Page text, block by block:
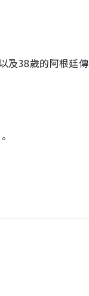
及38歲的阿根廷傳